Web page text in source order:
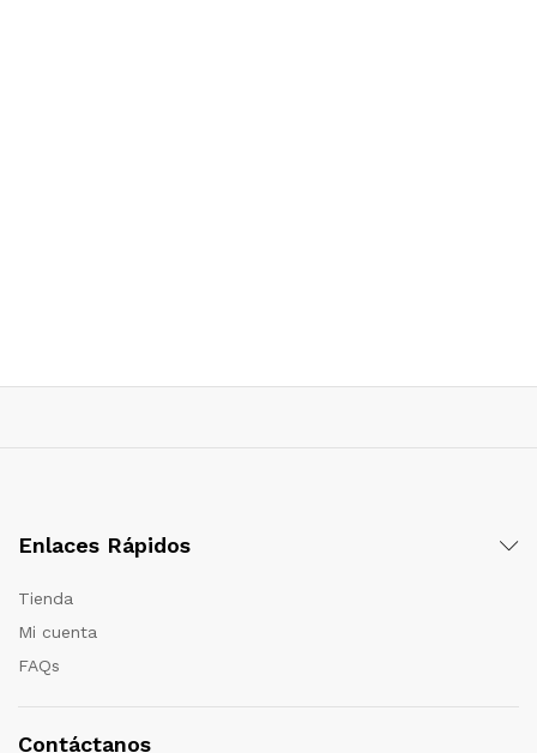
Enlaces Rápidos
Tienda
Mi cuenta
FAQs
Contáctanos